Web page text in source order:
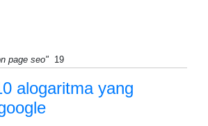
page seo" 19
alogaritma yang